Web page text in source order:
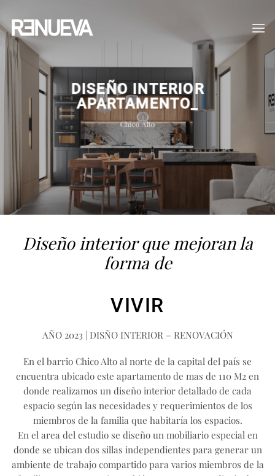
to
content
DISEÑO INTERIOR
APARTAMENTO_
Chicó Alto
Diseño interior que mejoran la
forma de
VIVIR
AÑO 2023 | DISÑO INTERIOR – RENOVACIÓN
En el barrio Chico Alto al norte de la capital del país se
encuentra ubicado este apartamento de mas de 110 M2 en
donde realizamos un diseño interior detallado de cada
espacio según las necesidades y requerimientos de los
miembros de la familia que habitaría los espacios.
En el area del estudio se diseño un mobiliario especial en
donde se ubican dos sillas independientes para generar un
ambiente de trabajo compartido para varios miembros de la